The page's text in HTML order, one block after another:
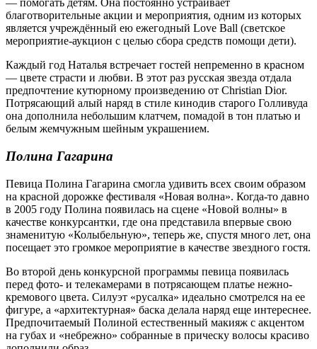
— помогать детям. Она постоянно устраивает
благотворительные акции и мероприятия, одним из которых
является учреждённый ею ежегодный Love Ball (светское
мероприятие-аукцион с целью сбора средств помощи дети).
Каждый год Наталья встречает гостей непременно в красном
— цвете страсти и любви. В этот раз русская звезда отдала
предпочтение кутюрному произведению от Christian Dior.
Потрясающий алый наряд в стиле кинодив старого Голливуда
она дополнила небольшим клатчем, помадой в тон платью и
белым жемчужным шейным украшением.
Полина Гагарина
Певица Полина Гагарина смогла удивить всех своим образом
на красной дорожке фестиваля «Новая волна». Когда-то давно
в 2005 году Полина появилась на сцене «Новой волны» в
качестве конкурсантки, где она представила впервые свою
знаменитую «Колыбельную», теперь же, спустя много лет, она
посещает это громкое мероприятие в качестве звездного гостя.
Во второй день конкурсной программы певица появилась
перед фото- и телекамерами в потрясающем платье нежно-
кремового цвета. Силуэт «русалка» идеально смотрелся на ее
фигуре, а «архитектурная» баска делала наряд еще интереснее.
Предпочитаемый Полиной естественный макияж с акцентом
на губах и «небрежно» собранные в прическу волосы красиво